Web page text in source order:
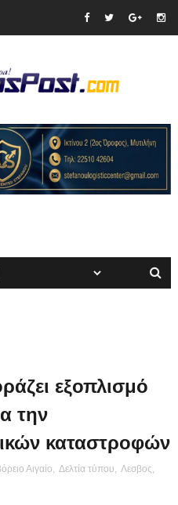
εξοπλισμό
την
καταστροφών
Αιγαίο Δελτία τύπου Λεσβος